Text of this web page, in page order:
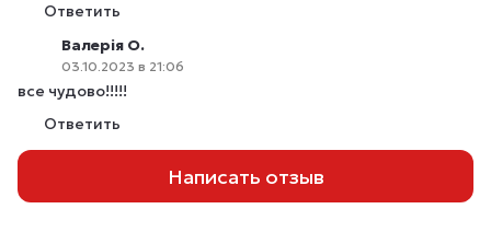
Ответить
Валерія О.
03.10.2023 в 21:06
все чудово!!!!!
Ответить
Написать отзыв